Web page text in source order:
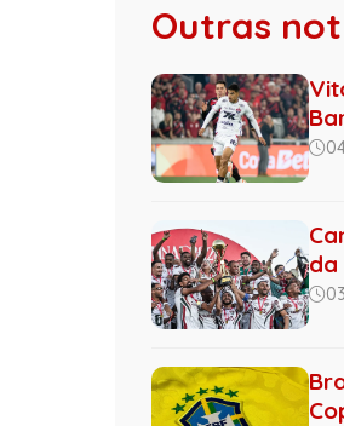
Outras
da